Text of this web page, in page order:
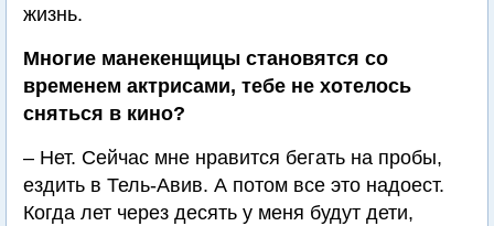
жизнь.
Многие манекенщицы становятся со
временем актрисами, тебе не хотелось
сняться в кино?
– Нет. Сейчас мне нравится бегать на пробы,
ездить в Тель-Авив. А потом все это надоест.
Когда лет через десять у меня будут дети,